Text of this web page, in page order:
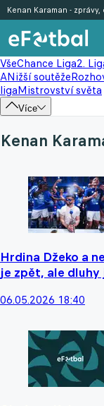
VšeChance Liga2.
ANižší soutěže
ligaMistrovství světa
Více
Kenan Karaman -
Kenan
Hrdina Džeko a
je zpět, ale
06.05.2026 18:40